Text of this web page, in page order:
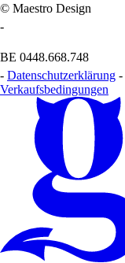
© Maestro Design
-
BE 0448.668.748
- Datenschutzerklärung -
Verkaufsbedingungen